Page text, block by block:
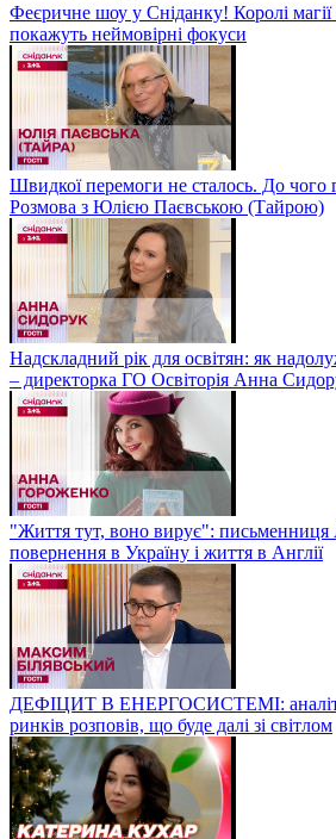
Феєричне шоу у Сніданку! Королі
покажуть неймовірні фокуси
Швидкої перемоги не сталось. До чого
Розмова з Юлією Паєвською (Тайрою)
Надскладний рік для освітян: як
– директорка ГО Освіторія Анна
"Життя тут, воно вирує":
повернення в Україну і життя в Англії
ДЕФІЦИТ В ЕНЕРГОСИСТЕМІ:
ринків розповів, що буде далі зі світлом